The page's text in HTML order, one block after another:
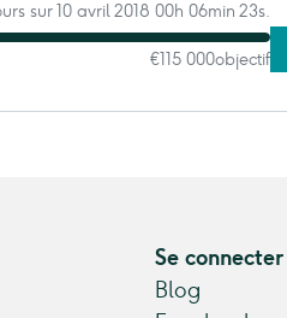
sur 10 avril 2018 00h 06min 23s.
€115 000objectif
Se connecter
Blog